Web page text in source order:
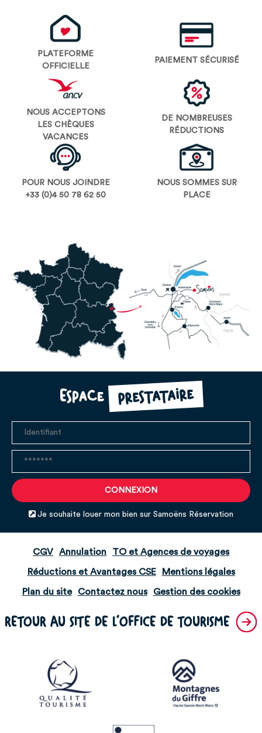
PLATEFORME
OFFICIELLE
PAIEMENT SÉCURISÉ
NOUS ACCEPTONS
LES CHÈQUES
VACANCES
DE NOMBREUSES
RÉDUCTIONS
POUR NOUS JOINDRE
+33 (0)4 50 78 62 50
NOUS SOMMES SUR
PLACE
Espace prestataire
Je souhaite louer mon bien sur Samoëns Réservation
CGV Annulation TO et Agences de voyages
Réductions et Avantages CSE Mentions légales
Plan du site Contactez nous Gestion des cookies
RETOUR AU SITE DE L'OFFICE DE TOURISME